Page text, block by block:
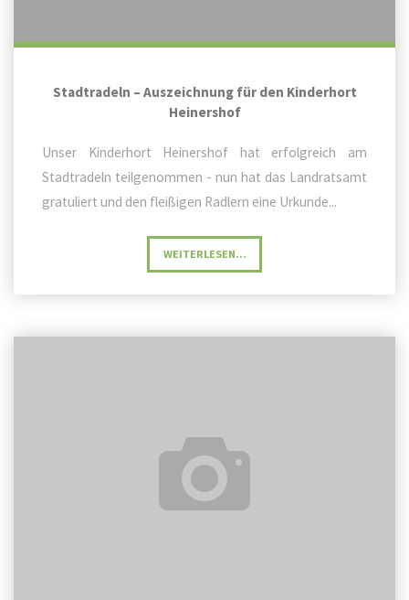
Stadtradeln – Auszeichnung für den Kinderhort
Heinershof
Unser Kinderhort Heinershof hat erfolgreich am
Stadtradeln teilgenommen - nun hat das Landratsamt
gratuliert und den fleißigen Radlern eine Urkunde...
WEITERLESEN...
–
AUSZEICHNUNG